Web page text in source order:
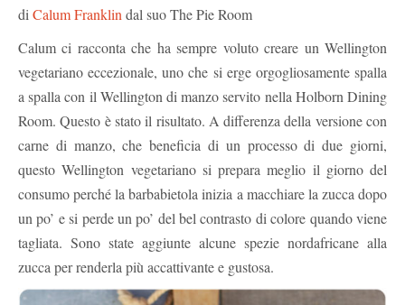
di Calum Franklin dal suo The Pie Room
Calum ci racconta che ha sempre voluto creare un Wellington
vegetariano eccezionale, uno che si erge orgogliosamente spalla
a spalla con il Wellington di manzo servito nella Holborn Dining
Room. Questo è stato il risultato. A differenza della versione con
carne di manzo, che beneficia di un processo di due giorni,
questo Wellington vegetariano si prepara meglio il giorno del
consumo perché la barbabietola inizia a macchiare la zucca dopo
un po’ e si perde un po’ del bel contrasto di colore quando viene
tagliata. Sono state aggiunte alcune spezie nordafricane alla
zucca per renderla più accattivante e gustosa.